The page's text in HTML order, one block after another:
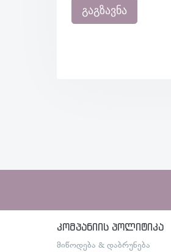
გაგზავნა
კომპანიის პოლიტიკა
მიწოდება & დაბრუნება